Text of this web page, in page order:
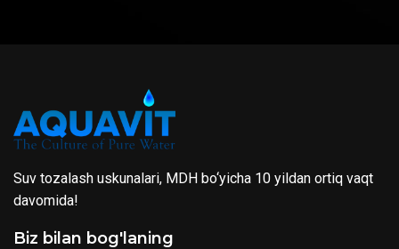
Suv tozalash uskunalari, MDH bo‘yicha 10 yildan ortiq vaqt
davomida!
Biz bilan bog'laning